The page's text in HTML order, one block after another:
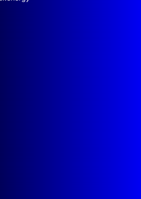
кг, габарити 610×610×135
забезпечує один із
способів
комплекс.